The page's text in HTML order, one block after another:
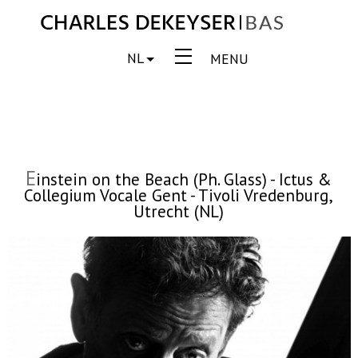
MENU
NL
Einstein on the Beach (Ph. Glass) - Ictus &
Collegium Vocale Gent - Tivoli Vredenburg,
Utrecht (NL)